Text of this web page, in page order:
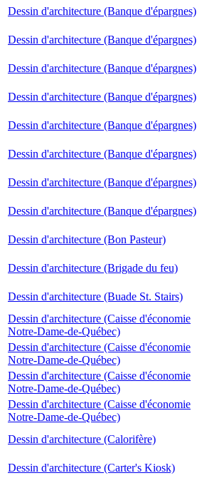
Dessin d'architecture (Banque d'épargnes)
Dessin d'architecture (Banque d'épargnes)
Dessin d'architecture (Banque d'épargnes)
Dessin d'architecture (Banque d'épargnes)
Dessin d'architecture (Banque d'épargnes)
Dessin d'architecture (Banque d'épargnes)
Dessin d'architecture (Banque d'épargnes)
Dessin d'architecture (Banque d'épargnes)
Dessin d'architecture (Bon Pasteur)
Dessin d'architecture (Brigade du feu)
Dessin d'architecture (Buade St. Stairs)
Dessin d'architecture (Caisse d'économie
Notre-Dame-de-Québec)
Dessin d'architecture (Caisse d'économie
Notre-Dame-de-Québec)
Dessin d'architecture (Caisse d'économie
Notre-Dame-de-Québec)
Dessin d'architecture (Caisse d'économie
Notre-Dame-de-Québec)
Dessin d'architecture (Calorifère)
Dessin d'architecture (Carter's Kiosk)